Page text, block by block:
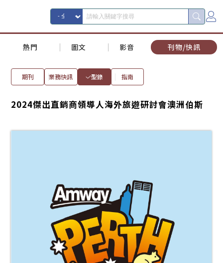
熱門 圖文 影音 刊物/快訊
期刊 業務快訊 型錄 指南
2024傑出直銷商領導人海外旅遊研討會澳洲伯斯